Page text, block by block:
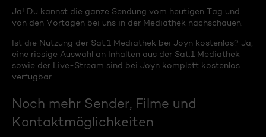
Ja! Du kannst die ganze Sendung vom heutigen Tag und
von den Vortagen bei uns in der Mediathek nachschauen.
Ist die Nutzung der Sat.1 Mediathek bei Joyn kostenlos? Ja,
eine riesige Auswahl an Inhalten aus der Sat.1 Mediathek
sowie der Live-Stream sind bei Joyn komplett kostenlos
verfügbar.
Noch mehr Sender, Filme und
Kontaktmöglichkeiten